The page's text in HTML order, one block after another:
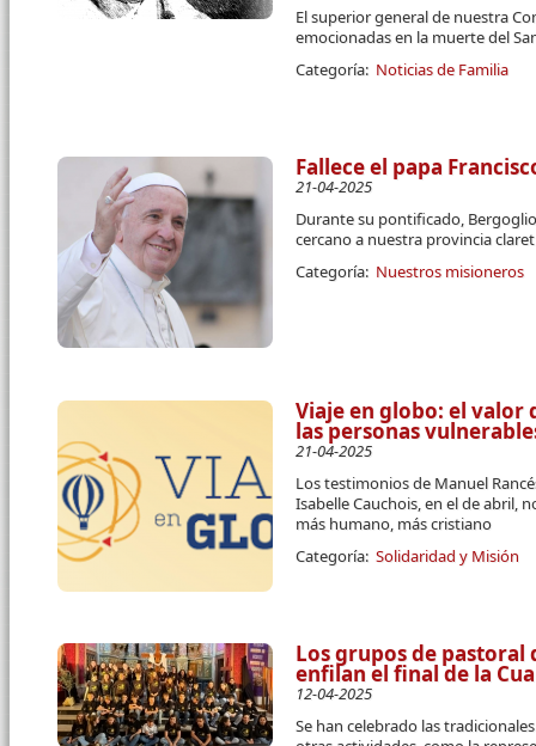
El superior general de nuestra
emocionadas en la muerte del
Categoría: Noticias de Familia
Fallece el papa
21-04-2025
Durante su pontificado,
cercano a nuestra provincia
Categoría: Nuestros misioneros
Viaje en globo: el valor
las personas
21-04-2025
Los testimonios de Manuel
Isabelle Cauchois, en el de abril,
más humano, más cristiano
Categoría: Solidaridad y Misión
Los grupos de
enfilan el final de la
12-04-2025
Se han celebrado las